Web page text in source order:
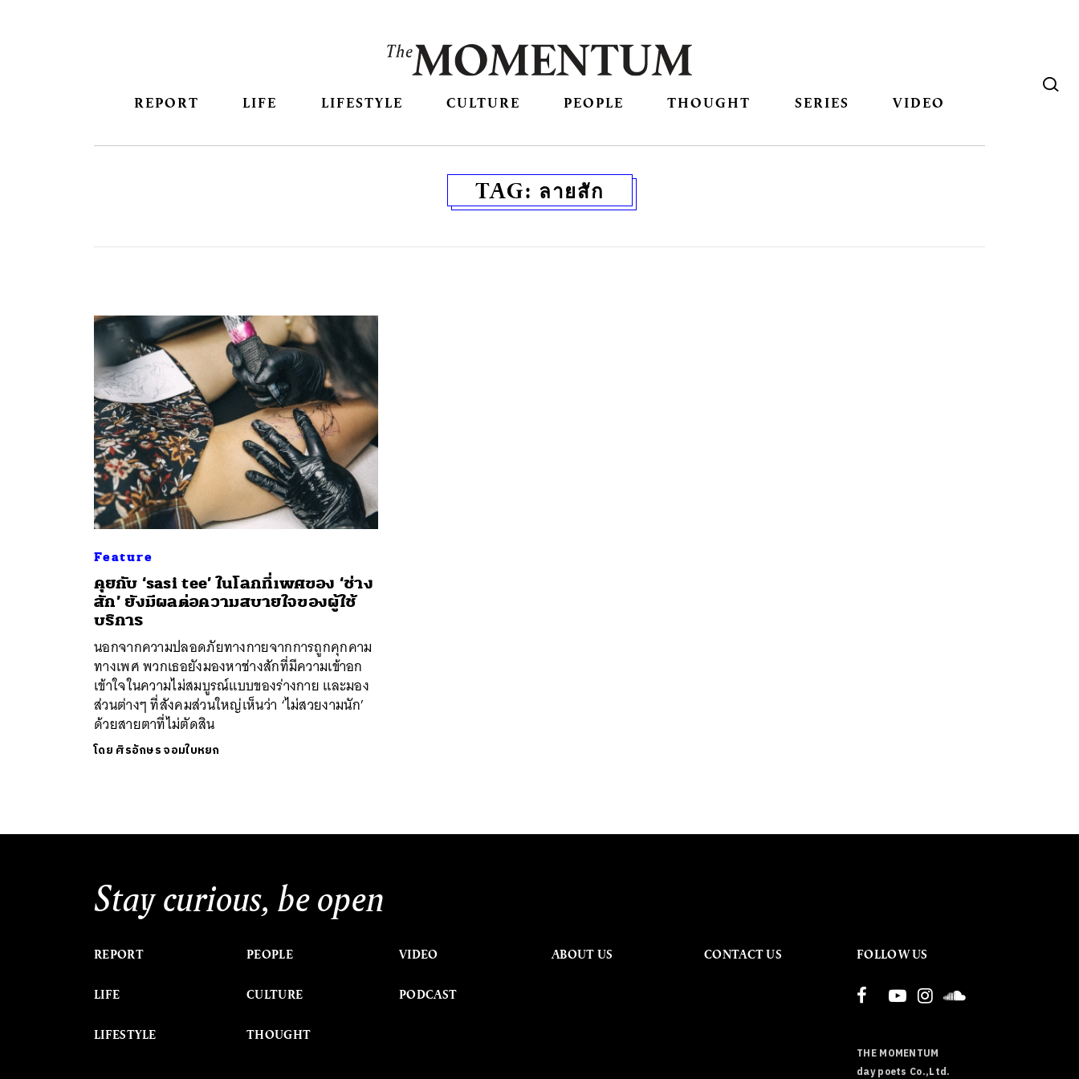
REPORT LIFE LIFESTYLE CULTURE PEOPLE THOUGHT SERIES VIDEO
TAG: ลายสัก
Feature
คุยกับ ‘sasi tee’ ในโลกที่เพศของ ‘ช่าง
สัก’ ยังมีผลต่อความสบายใจของผู้ใช้
บริการ
นอกจากความปลอดภัยทางกายจากการถูกคุกคาม
ทางเพศ พวกเธอยังมองหาช่างสักที่มีความเข้าอก
เข้าใจในความไม่สมบูรณ์แบบของร่างกาย และมอง
ส่วนต่างๆ ที่สังคมส่วนใหญ่เห็นว่า ‘ไม่สวยงามนัก’
ด้วยสายตาที่ไม่ตัดสิน
โดย ศิรอักษร จอมใบหยก
Stay curious, be open
REPORT
LIFE
LIFESTYLE
PEOPLE
CULTURE
THOUGHT
VIDEO
PODCAST
ABOUT US CONTACT US FOLLOW US
THE MOMENTUM
day poets Co.,Ltd.